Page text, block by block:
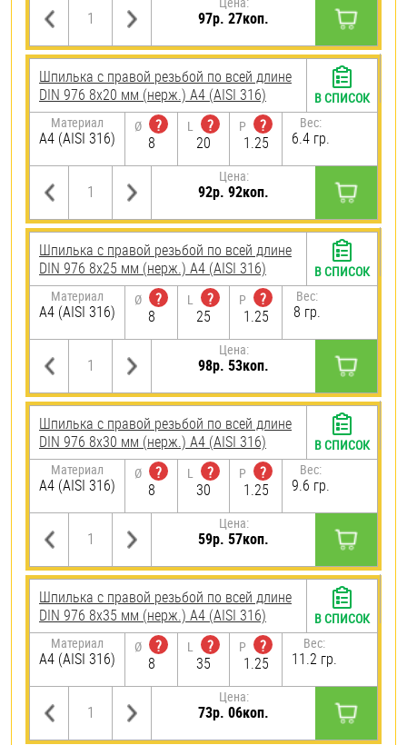
97р. 27коп.
Шпилька с правой резьбой по всей длине
DIN 976 8х20 мм (нерж.) A4 (AISI 316)
Материал
A4 (AISI 316)
Ø
?
8
L
?
20
P
?
1.25
Вес:
6.4 гр.
Цена:
92р. 92коп.
В СПИСОК
Шпилька с правой резьбой по всей длине
DIN 976 8х25 мм (нерж.) A4 (AISI 316)
Материал
A4 (AISI 316)
Ø
?
8
L
?
25
P
?
1.25
Вес:
8 гр.
Цена:
98р. 53коп.
В СПИСОК
Шпилька с правой резьбой по всей длине
DIN 976 8х30 мм (нерж.) A4 (AISI 316)
Материал
A4 (AISI 316)
Ø
?
8
L
?
30
P
?
1.25
Вес:
9.6 гр.
Цена:
59р. 57коп.
В СПИСОК
Шпилька с правой резьбой по всей длине
DIN 976 8х35 мм (нерж.) A4 (AISI 316)
Материал
A4 (AISI 316)
Ø
?
8
L
?
35
P
?
1.25
Вес:
11.2 гр.
Цена:
73р. 06коп.
В СПИСОК